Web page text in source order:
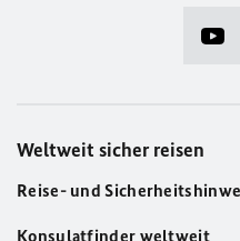
Weltweit sicher reisen
Reise- und
Konsulatfinder weltweit